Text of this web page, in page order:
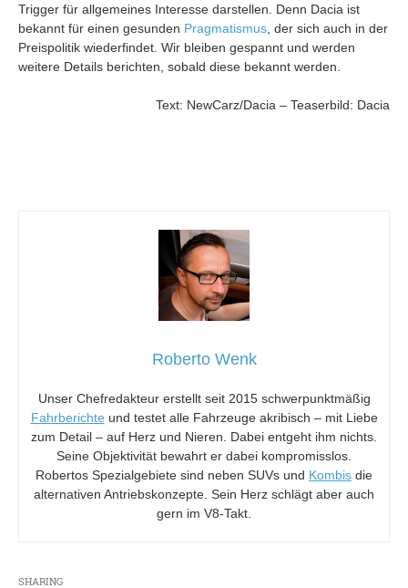
SHARING
Trigger für allgemeines Interesse darstellen. Denn Dacia ist
bekannt für einen gesunden Pragmatismus , der sich auch in der
Preispolitik wiederfindet. Wir bleiben gespannt und werden
weitere Details berichten, sobald diese bekannt werden.
Text: NewCarz/Dacia – Teaserbild: Dacia
Roberto Wenk
Unser Chefredakteur erstellt seit 2015 schwerpunktmäßig
Fahrberichte und testet alle Fahrzeuge akribisch – mit Liebe
zum Detail – auf Herz und Nieren. Dabei entgeht ihm nichts.
Seine Objektivität bewahrt er dabei kompromisslos.
Robertos Spezialgebiete sind neben SUVs und Kombis die
alternativen Antriebskonzepte. Sein Herz schlägt aber auch
gern im V8-Takt.